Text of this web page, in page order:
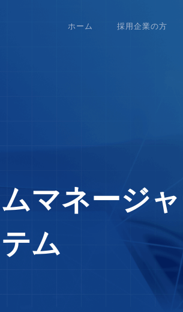
ホーム 採用企業の方
マネージ
ム